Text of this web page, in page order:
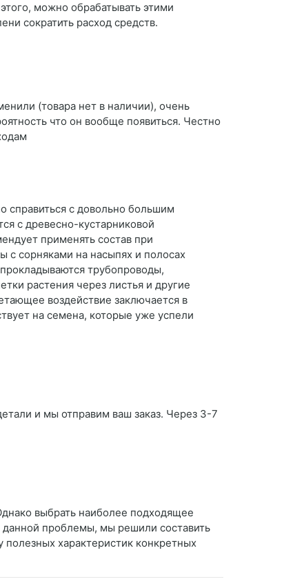
можно обрабатывать этими
сократить расход средств.
(товара нет в наличии), очень
что он вообще появиться. Честно
справиться с довольно большим
с древесно-кустарниковой
применять состав при
сорняками на насыпях и полосах
трубопроводы,
растения через листья и другие
воздействие заключается в
на семена, которые уже успели
и мы отправим ваш заказ. Через 3-7
выбрать наиболее подходящее
данной проблемы, мы решили составить
полезных характеристик конкретных